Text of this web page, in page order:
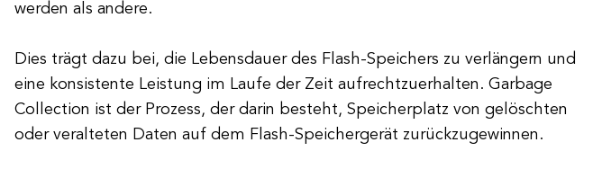
werden als andere.
Dies trägt dazu bei, die Lebensdauer des Flash-Speichers zu verlängern und
eine konsistente Leistung im Laufe der Zeit aufrechtzuerhalten. Garbage
Collection ist der Prozess, der darin besteht, Speicherplatz von gelöschten
oder veralteten Daten auf dem Flash-Speichergerät zurückzugewinnen.